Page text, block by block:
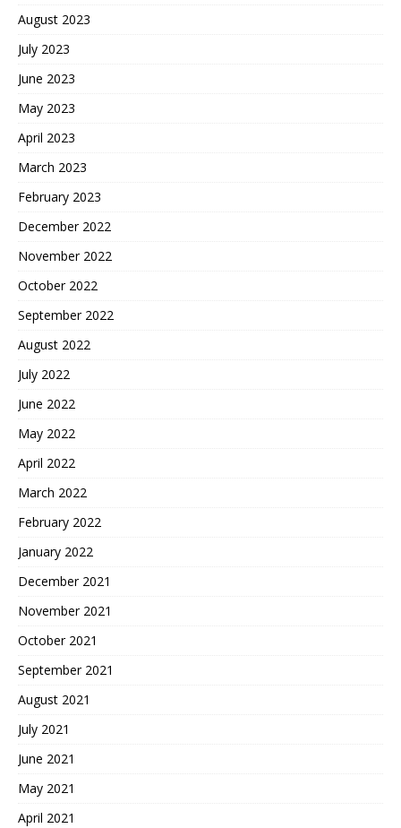
August 2023
July 2023
June 2023
May 2023
April 2023
March 2023
February 2023
December 2022
November 2022
October 2022
September 2022
August 2022
July 2022
June 2022
May 2022
April 2022
March 2022
February 2022
January 2022
December 2021
November 2021
October 2021
September 2021
August 2021
July 2021
June 2021
May 2021
April 2021